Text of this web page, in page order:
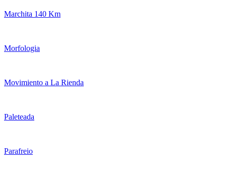
Marchita 140 Km
Morfologia
Movimiento a La Rienda
Paleteada
Parafreio